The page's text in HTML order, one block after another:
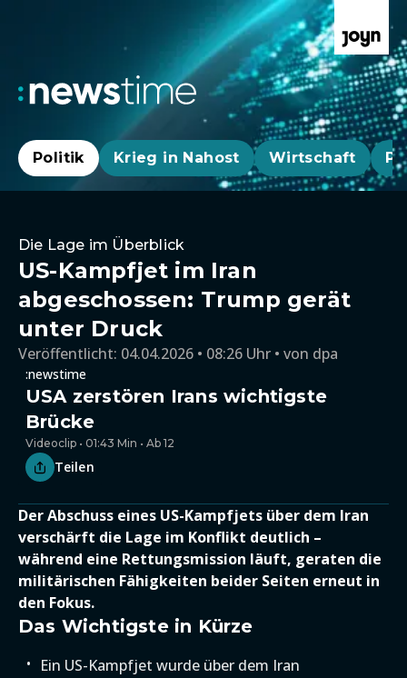
Politik Krieg in Nahost Wirtschaft
Die Lage im Überblick
US-Kampfjet im Iran
abgeschossen: Trump gerät
unter Druck
Veröffentlicht: 04.04.2026 • 08:26 Uhr von dpa
:newstime
USA zerstören Irans wichtigste
Brücke
Videoclip • 01:43 Min • Ab 12
Teilen
Der Abschuss eines US-Kampfjets über dem Iran
verschärft die Lage im Konflikt deutlich –
während eine Rettungsmission läuft, geraten die
militärischen Fähigkeiten beider Seiten erneut in
den Fokus.
Das Wichtigste in Kürze
Ein US-Kampfjet wurde über dem Iran